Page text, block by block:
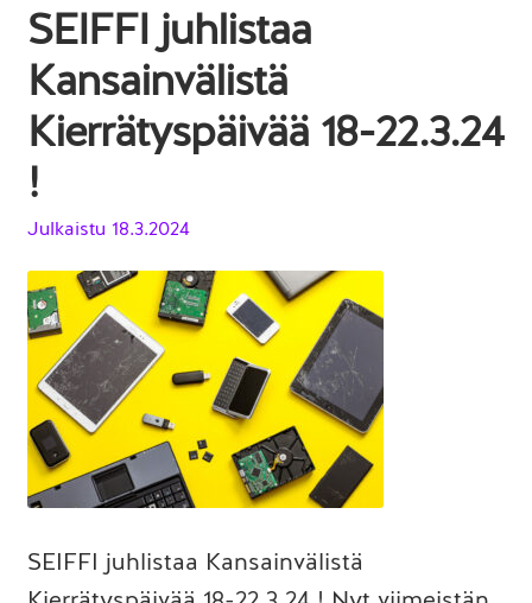
SEIFFI juhlistaa
Kansainvälistä
Kierrätyspäivää 18-22.3.24
!
Julkaistu 18.3.2024
SEIFFI juhlistaa Kansainvälistä